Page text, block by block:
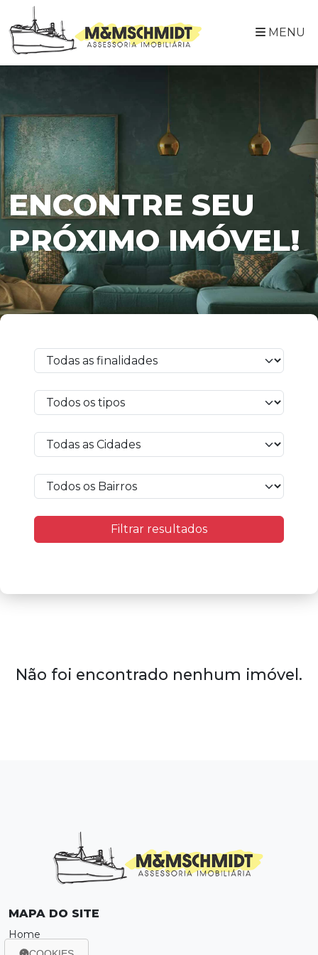
MENU
ENCONTRE SEU
PRÓXIMO IMÓVEL!
Filtrar resultados
Não foi encontrado nenhum imóvel.
MAPA DO SITE
Home
Sobre